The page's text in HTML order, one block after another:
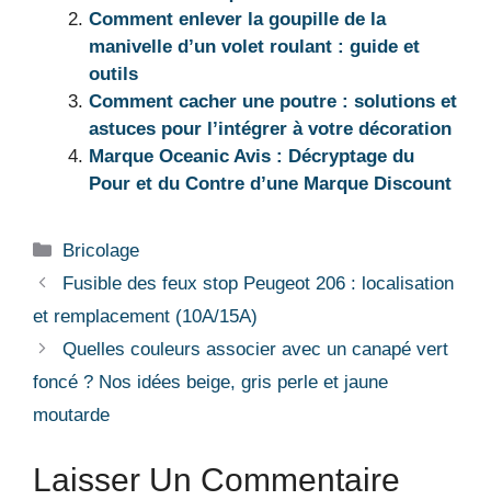
Comment enlever la goupille de la
manivelle d’un volet roulant : guide et
outils
Comment cacher une poutre : solutions et
astuces pour l’intégrer à votre décoration
Marque Oceanic Avis : Décryptage du
Pour et du Contre d’une Marque Discount
Catégories
Bricolage
Fusible des feux stop Peugeot 206 : localisation
et remplacement (10A/15A)
Quelles couleurs associer avec un canapé vert
foncé ? Nos idées beige, gris perle et jaune
moutarde
Laisser Un Commentaire